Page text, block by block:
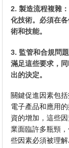
2. 製造流程複雜
化技術。必須在
術和技能。
3. 監管和合規問
滿足這些要求，
出的決定。
關鍵促進因素包
電子產品和應用
資的增加，這些
業面臨許多瓶頸
些因素必須被理